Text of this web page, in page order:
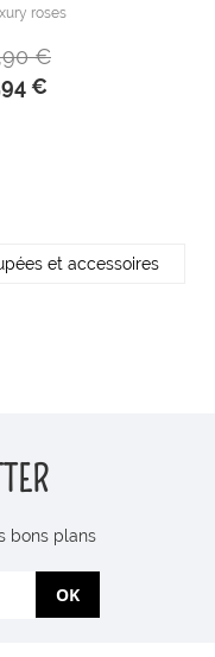
roses
€
€
et accessoires
bons plans
OK